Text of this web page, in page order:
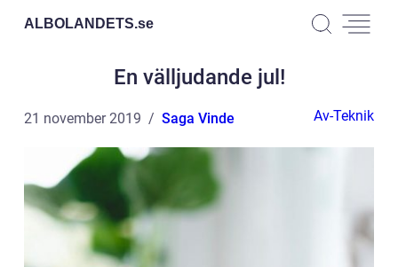
ALBOLANDETS.se
En välljudande jul!
21 november 2019 Saga Vinde Av-Teknik